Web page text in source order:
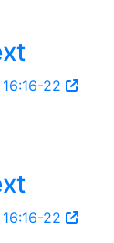
22
22